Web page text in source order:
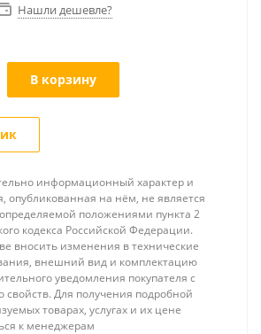
Нашли дешевле?
В корзину
информационный характер и
опубликованная на нём, не является
положениями пункта 2
кодекса Российской Федерации.
вносить изменения в технические
внешний вид и комплектацию
уведомления покупателя с
Для получения подробной
товарах, услугах и их цене
к менеджерам